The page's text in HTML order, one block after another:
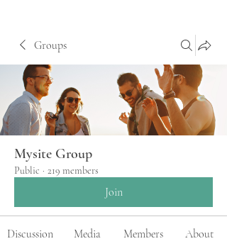
Groups
Mysite Group
Public · 219 members
Join
Discussion Media Members About